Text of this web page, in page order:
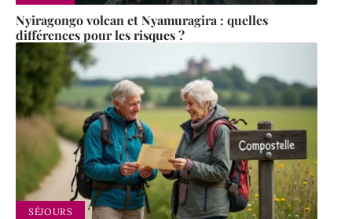
Nyiragongo volcan et Nyamuragira : quelles
différences pour les risques ?
SÉJOURS